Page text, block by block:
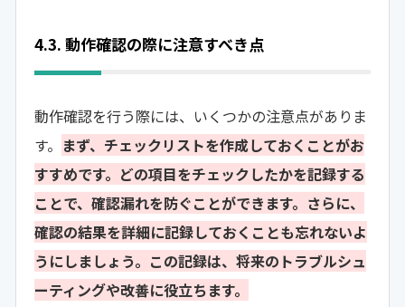
4.3. 動作確認の際に注意すべき点
動作確認を行う際には、いくつかの注意点がありま
す。 まず、チェックリストを作成しておくことがお
すすめです。どの項目をチェックしたかを記録する
ことで、確認漏れを防ぐことができます。さらに、
確認の結果を詳細に記録しておくことも忘れないよ
うにしましょう。この記録は、将来のトラブルシュ
ーティングや改善に役立ちます。